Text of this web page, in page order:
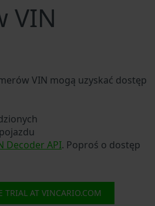
VIN
VIN mogą uzyskać dostęp
Decoder API. Poproś o dostęp
TRIAL AT VINCARIO.COM